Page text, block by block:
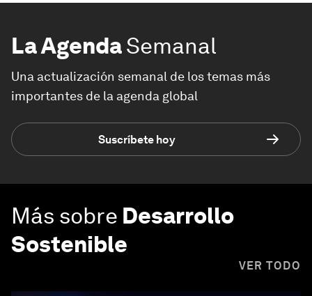
La AgendaSemanal
Una actualización semanal de los temas más
importantes de la agenda global
Suscríbete hoy
Más sobre Desarrollo
Sostenible
VER TODO